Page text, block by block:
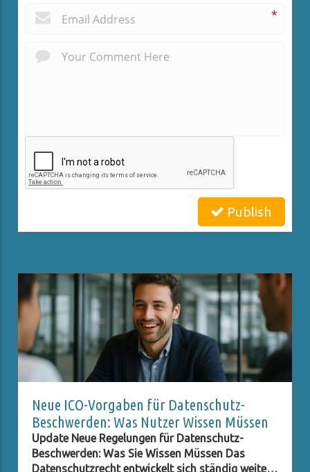
*
Publish
Neue ICO-Vorgaben für Datenschutz-
Beschwerden: Was Nutzer Wissen Müssen
Update Neue Regelungen für Datenschutz-
Beschwerden: Was Sie Wissen Müssen Das
Datenschutzrecht entwickelt sich ständig weiter,